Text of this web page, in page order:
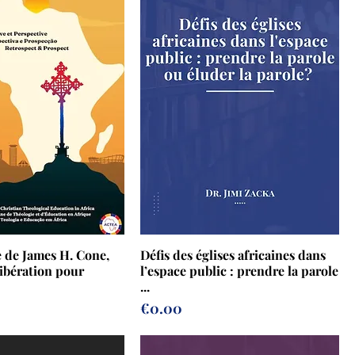
James H. Cone,
pour
Défis des églises africaines dans
l’espace public : prendre la parole
...
Prix
€0.00